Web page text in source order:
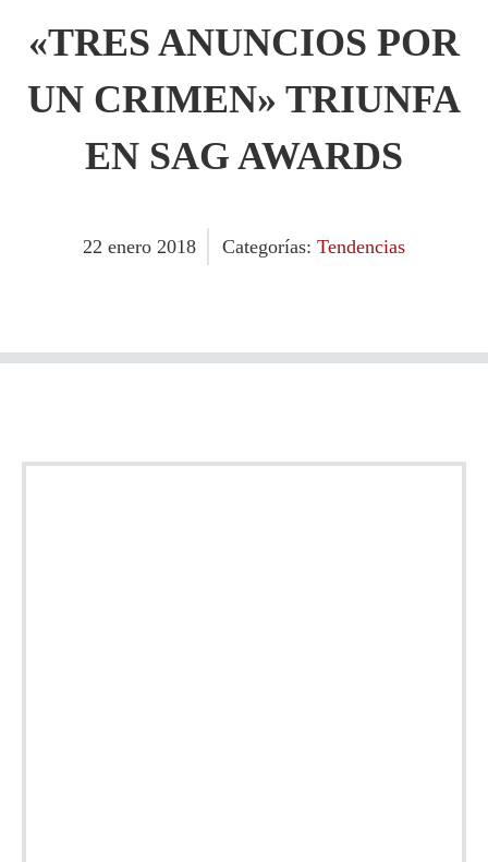
«TRES ANUNCIOS POR
UN CRIMEN» TRIUNFA
EN SAG AWARDS
22 enero 2018 Categorías: Tendencias